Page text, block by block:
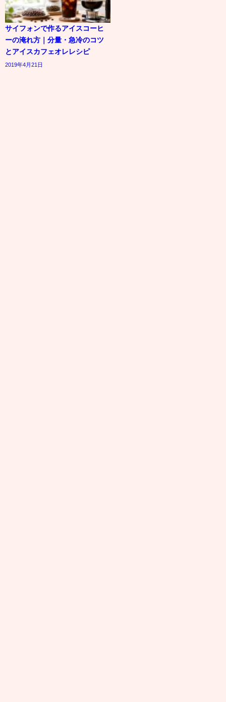
サイフォンで作るアイスコーヒ
ーの淹れ方｜分量・急冷のコツ
とアイスカフェオレレシピ
2019年4月21日